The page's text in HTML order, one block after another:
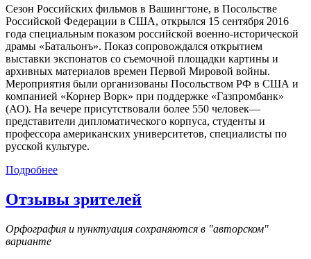
Сезон Российских фильмов в Вашингтоне, в Посольстве
Российской Федерации в США, открылся 15 сентября 2016
года специальным показом российской военно-исторической
драмы «Батальонъ». Показ сопровождался открытием
выставки экспонатов со съемочной площадки картины и
архивных материалов времен Первой Мировой войны.
Мероприятия были организованы Посольством РФ в США и
компанией «Корнер Ворк» при поддержке «Газпромбанк»
(АО). На вечере присутствовали более 550 человек—
представители дипломатического корпуса, студенты и
профессора американских университетов, специалисты по
русской культуре.
Подробнее
Отзывы зрителей
Орфография и пунктуация сохраняются в "авторском"
варианте